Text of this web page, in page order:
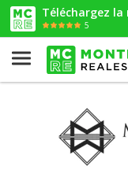
Téléchargez la
5